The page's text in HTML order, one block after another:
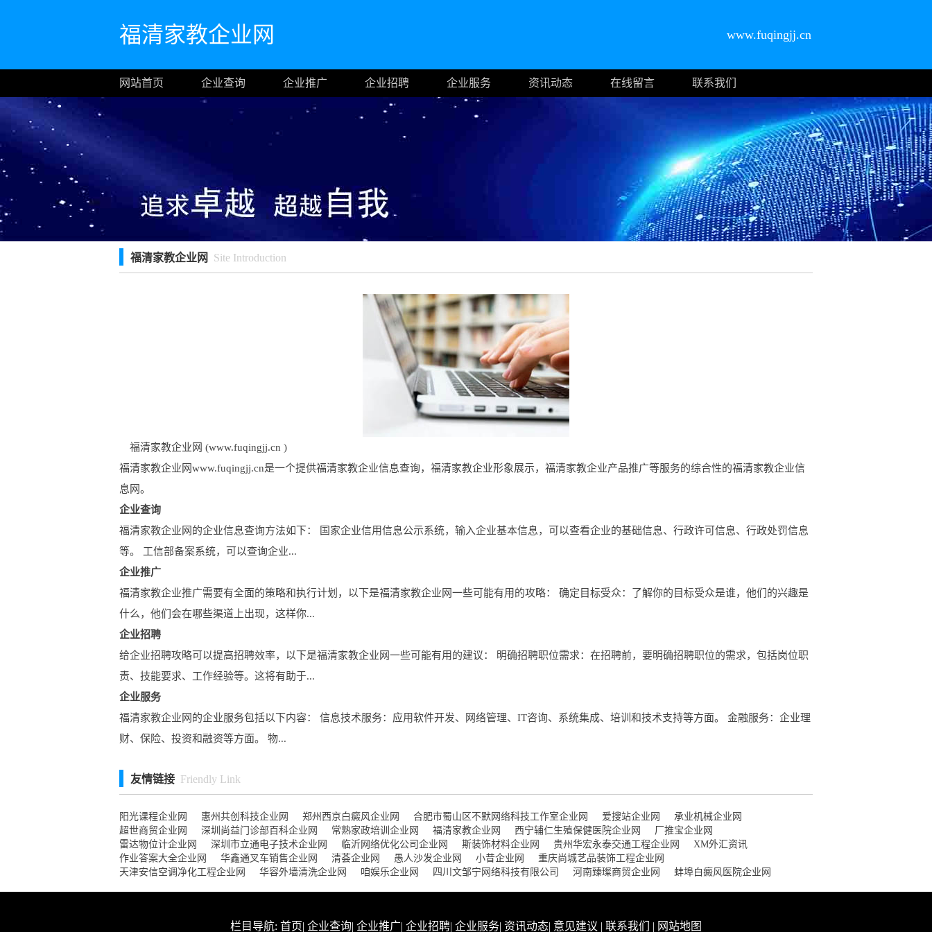
福清家教企业网 www.fuqingjj.cn
网站首页 企业查询 企业推广 企业招聘 企业服务 资讯动态 在线留言 联系我们
福清家教企业网 Site Introduction
福清家教企业网 (www.fuqingjj.cn )
福清家教企业网www.fuqingjj.cn是一个提供福清家教企业信息查询，福清家教企业形象展示，福清家教企业产品推广等服务的综合性的福清家教企业信
息网。
企业查询
福清家教企业网的企业信息查询方法如下： 国家企业信用信息公示系统，输入企业基本信息，可以查看企业的基础信息、行政许可信息、行政处罚信息
等。 工信部备案系统，可以查询企业...
企业推广
福清家教企业推广需要有全面的策略和执行计划，以下是福清家教企业网一些可能有用的攻略： 确定目标受众：了解你的目标受众是谁，他们的兴趣是
什么，他们会在哪些渠道上出现，这样你...
企业招聘
给企业招聘攻略可以提高招聘效率，以下是福清家教企业网一些可能有用的建议： 明确招聘职位需求：在招聘前，要明确招聘职位的需求，包括岗位职
责、技能要求、工作经验等。这将有助于...
企业服务
福清家教企业网的企业服务包括以下内容： 信息技术服务：应用软件开发、网络管理、IT咨询、系统集成、培训和技术支持等方面。 金融服务：企业理
财、保险、投资和融资等方面。 物...
友情链接 Friendly Link
阳光课程企业网 惠州共创科技企业网 郑州西京白癜风企业网 合肥市蜀山区不默网络科技工作室企业网 爱搜站企业网
承业机械企业网
超世商贸企业网
深圳尚益门诊部百科企业网 常熟家政培训企业网 福清家教企业网 西宁辅仁生殖保健医院企业网
厂推宝企业网
雷达物位计企业网
深圳市立通电子技术企业网 临沂网络优化公司企业网 斯装饰材料企业网 贵州华宏永泰交通工程企业网
XM外汇资讯
作业答案大全企业网
华鑫通叉车销售企业网 清荟企业网 愚人沙发企业网 小昔企业网
重庆尚城艺品装饰工程企业网
天津安信空调净化工程企业网
华容外墙清洗企业网 咱娱乐企业网 四川文邹宁网络科技有限公司 河南臻璨商贸企业网 蚌埠白癜风医院企业网
栏目导航: 首页| 企业查询| 企业推广| 企业招聘| 企业服务| 资讯动态| 意见建议 | 联系我们 | 网站地图